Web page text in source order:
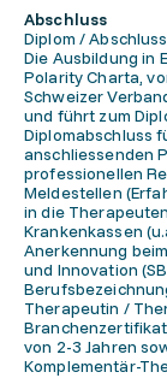
Abschluss
Diplom /
Die Ausbildung in
Polarity Charta,
Schweizer
und führt zum
Diplomabschluss
anschliessenden
professionellen
Meldestellen
in die
Krankenkassen
Anerkennung
und Innovation
Therapeutin /
von 2-3 Jahren
Komplementär-